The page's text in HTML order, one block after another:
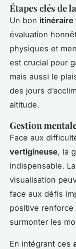
Étapes clés de
Un bon itinéraire
évaluation
physiques et
est crucial pour
mais aussi le
des jours
altitude.
Gestion
Face aux
vertigineuse, la
indispensable.
visualisation
face aux défis
positive renforce
surmonter les
En intégrant ces